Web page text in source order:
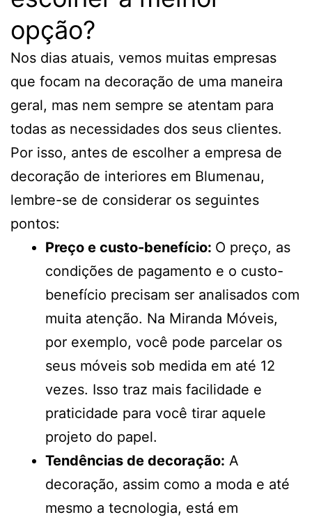
opção?
Nos dias atuais, vemos muitas empresas
que focam na decoração de uma maneira
geral, mas nem sempre se atentam para
todas as necessidades dos seus clientes.
Por isso, antes de escolher a empresa de
decoração de interiores em Blumenau,
lembre-se de considerar os seguintes
pontos:
Preço e custo-benefício: O preço, as
condições de pagamento e o custo-
benefício precisam ser analisados com
muita atenção. Na Miranda Móveis,
por exemplo, você pode parcelar os
seus móveis sob medida em até 12
vezes. Isso traz mais facilidade e
praticidade para você tirar aquele
projeto do papel.
Tendências de decoração: A
decoração, assim como a moda e até
mesmo a tecnologia, está em